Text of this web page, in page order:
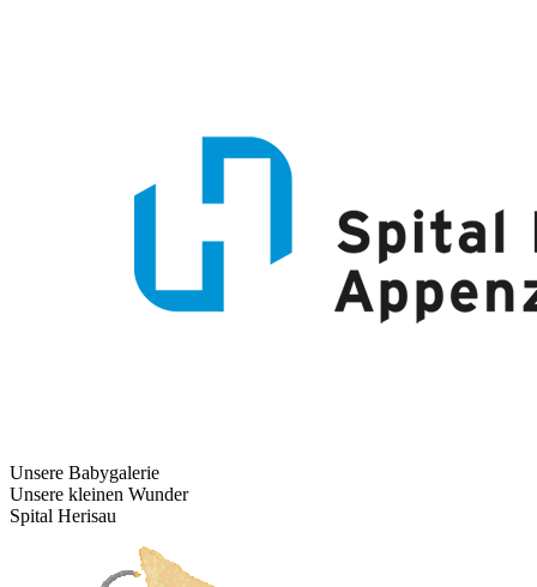
Unsere Babygalerie
Unsere kleinen Wunder
Spital Herisau